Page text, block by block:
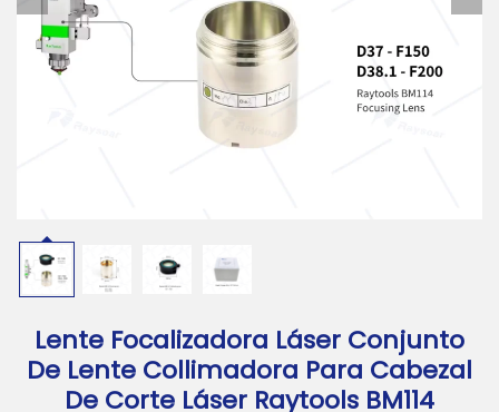
Descargar
Lente Focalizadora Láser Conjunto
De Lente Collimadora Para Cabezal
De Corte Láser Raytools BM114